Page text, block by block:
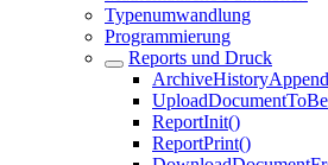
Typenumwandlung
Programmierung
Reports und Druck
ReportInit()
ReportPrint()